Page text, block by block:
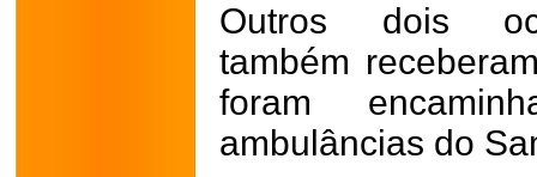
Outros dois
também
foram
ambulâncias do